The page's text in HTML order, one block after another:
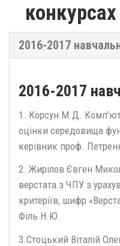
2016-2017
2016-2017
1. Корсун М.Д.
оцінки середовища
керівник проф.
2. Жирілов Євген
верстата з ЧПУ з
критеріїв, шифр
Філь Н.Ю.
3.Стоцький Віталій